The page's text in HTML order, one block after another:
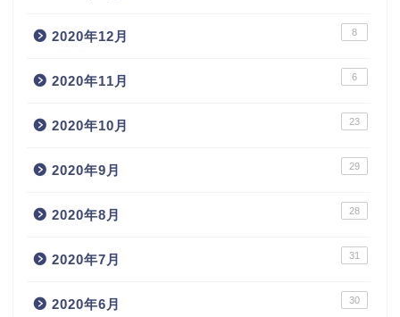
2020年12月 8
2020年11月 6
2020年10月 23
2020年9月 29
2020年8月 28
2020年7月 31
2020年6月 30